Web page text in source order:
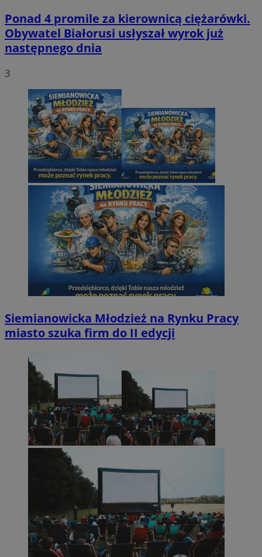
Ponad 4 promile za kierownicą ciężarówki.
Obywatel Białorusi usłyszał wyrok już
następnego dnia
3
Siemianowicka Młodzież na Rynku Pracy
miasto szuka firm do II edycji